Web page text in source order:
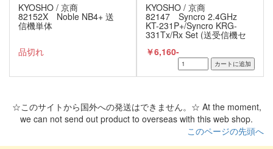
KYOSHO / 京商
82152X Noble NB4+ 送
信機単体
品切れ
KYOSHO / 京商
82147 Syncro 2.4GHz
KT-231P+/Syncro KRG-
331Tx/Rx Set (送受信機セ
￥6,160-
☆このサイトから国外への発送はできません。☆ At the moment,
we can not send out product to overseas with this web shop.
このページの先頭へ